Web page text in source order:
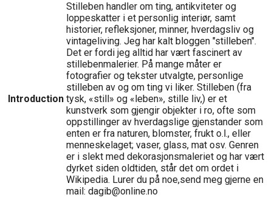
Introduction
Stilleben handler om ting, antikviteter og
loppeskatter i et personlig interiør, samt
historier, refleksjoner, minner, hverdagsliv og
vintageliving. Jeg har kalt bloggen "stilleben".
Det er fordi jeg alltid har vært fascinert av
stillebenmalerier. På mange måter er
fotografier og tekster utvalgte, personlige
stilleben av og om ting vi liker. Stilleben (fra
tysk, «still» og «leben», stille liv,) er et
kunstverk som gjengir objekter i ro, ofte som
oppstillinger av hverdagslige gjenstander som
enten er fra naturen, blomster, frukt o.l., eller
menneskelaget; vaser, glass, mat osv. Genren
er i slekt med dekorasjonsmaleriet og har vært
dyrket siden oldtiden, står det om ordet i
Wikipedia. Lurer du på noe,send meg gjerne en
mail: dagib@online.no